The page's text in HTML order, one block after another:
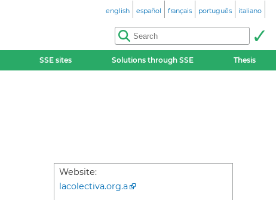
english español français português italiano
SSE sites Solutions through SSE Thesis
Website:
lacolectiva.org.a